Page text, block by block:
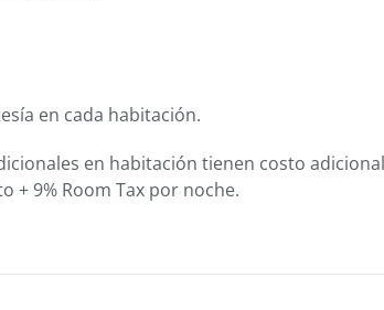
en cada habitación.
en habitación tienen costo
+ 9% Room Tax por noche.